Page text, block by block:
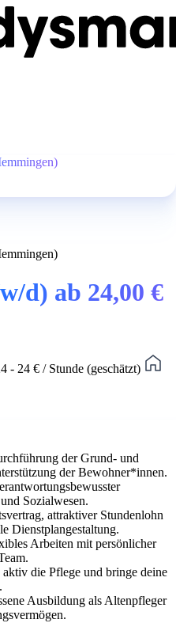
d) ab 24,00 €
- 24 € / Stunde (geschätzt)
der Grund- und
der Bewohner*innen.
Sozialwesen.
attraktiver Stundenlohn
Dienstplangestaltung.
Arbeiten mit persönlicher
aktiv die Pflege und bringe deine
Ausbildung als Altenpfleger